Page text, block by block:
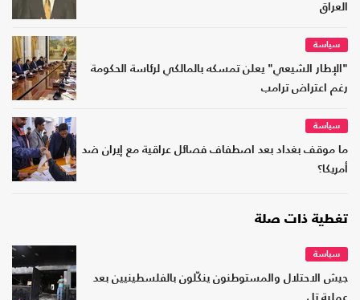
العراق
سياسة
"الإطار الشيعي" يعلن تمسكه بالمالكي لرئاسة الحكومة
رغم اعتراض ترامب
سياسة
​ما موقف بغداد بعد اصطفاف فصائل عراقية مع إيران ضد
أمريكا؟
تغطية ذات صلة
سياسة
جيش الاحتلال والمستوطنون ينكّلون بالفلسطينيين بعد